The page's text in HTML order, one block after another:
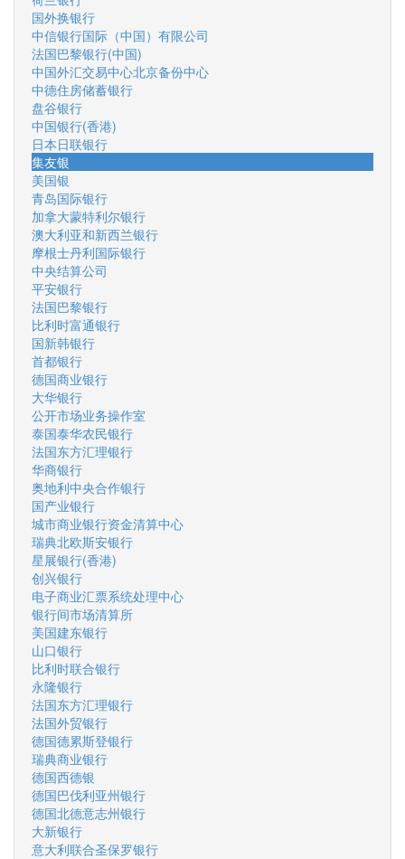
国外换银行
中信银行国际（中国）有限公司
法国巴黎银行(中国)
中国外汇交易中心北京备份中心
中德住房储蓄银行
盘谷银行
中国银行(香港)
日本日联银行
集友银
美国银
青岛国际银行
加拿大蒙特利尔银行
澳大利亚和新西兰银行
摩根士丹利国际银行
中央结算公司
平安银行
法国巴黎银行
比利时富通银行
国新韩银行
首都银行
德国商业银行
大华银行
公开市场业务操作室
泰国泰华农民银行
法国东方汇理银行
华商银行
奥地利中央合作银行
国产业银行
城市商业银行资金清算中心
瑞典北欧斯安银行
星展银行(香港)
创兴银行
电子商业汇票系统处理中心
银行间市场清算所
美国建东银行
山口银行
比利时联合银行
永隆银行
法国东方汇理银行
法国外贸银行
德国德累斯登银行
瑞典商业银行
德国西德银
德国巴伐利亚州银行
德国北德意志州银行
大新银行
意大利联合圣保罗银行